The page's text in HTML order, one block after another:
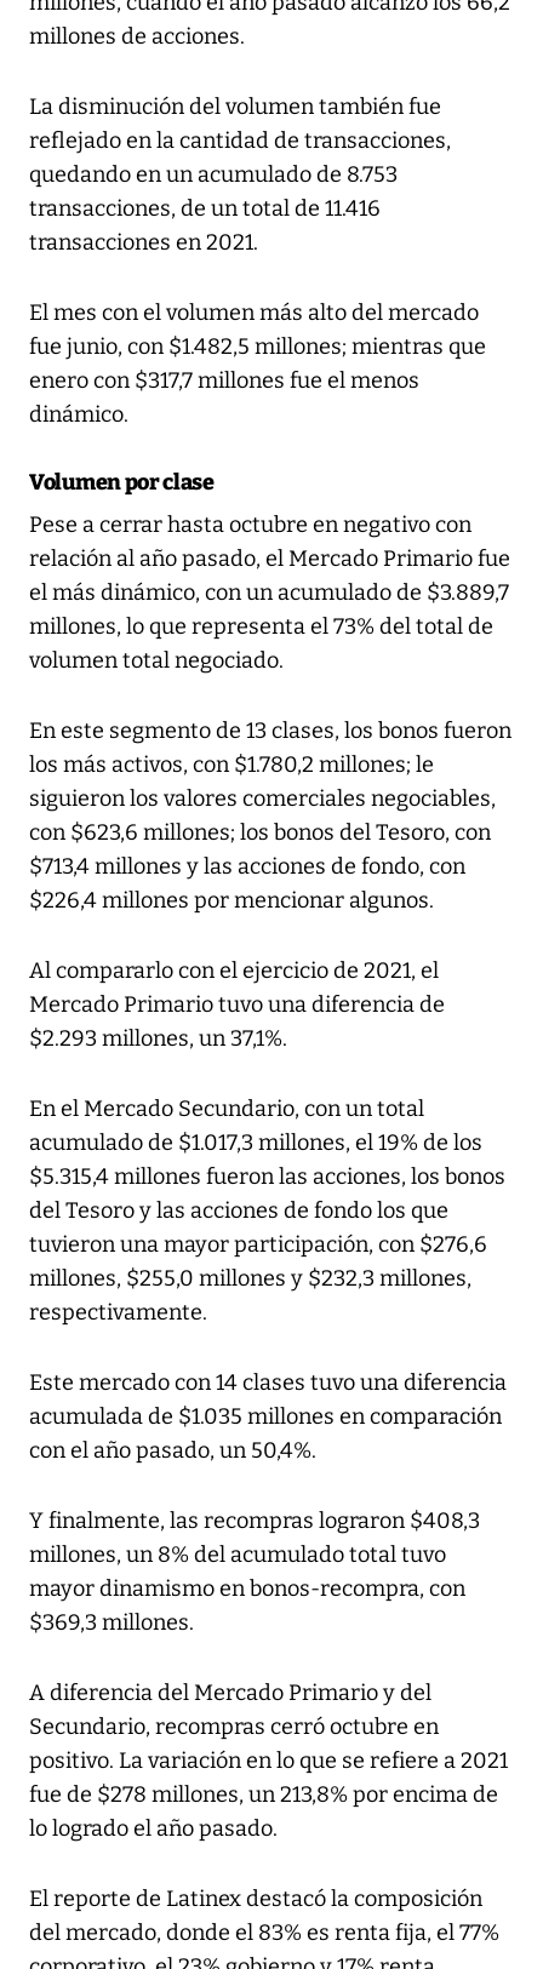
millones de acciones.
La disminución del volumen también fue
reflejado en la cantidad de transacciones,
quedando en un acumulado de 8.753
transacciones, de un total de 11.416
transacciones en 2021.
El mes con el volumen más alto del mercado
fue junio, con $1.482,5 millones; mientras que
enero con $317,7 millones fue el menos
dinámico.
Volumen por clase
Pese a cerrar hasta octubre en negativo con
relación al año pasado, el Mercado Primario fue
el más dinámico, con un acumulado de $3.889,7
millones, lo que representa el 73% del total de
volumen total negociado.
En este segmento de 13 clases, los bonos fueron
los más activos, con $1.780,2 millones; le
siguieron los valores comerciales negociables,
con $623,6 millones; los bonos del Tesoro, con
$713,4 millones y las acciones de fondo, con
$226,4 millones por mencionar algunos.
Al compararlo con el ejercicio de 2021, el
Mercado Primario tuvo una diferencia de
$2.293 millones, un 37,1%.
En el Mercado Secundario, con un total
acumulado de $1.017,3 millones, el 19% de los
$5.315,4 millones fueron las acciones, los bonos
del Tesoro y las acciones de fondo los que
tuvieron una mayor participación, con $276,6
millones, $255,0 millones y $232,3 millones,
respectivamente.
Este mercado con 14 clases tuvo una diferencia
acumulada de $1.035 millones en comparación
con el año pasado, un 50,4%.
Y finalmente, las recompras lograron $408,3
millones, un 8% del acumulado total tuvo
mayor dinamismo en bonos-recompra, con
$369,3 millones.
A diferencia del Mercado Primario y del
Secundario, recompras cerró octubre en
positivo. La variación en lo que se refiere a 2021
fue de $278 millones, un 213,8% por encima de
lo logrado el año pasado.
El reporte de Latinex destacó la composición
del mercado, donde el 83% es renta fija, el 77%